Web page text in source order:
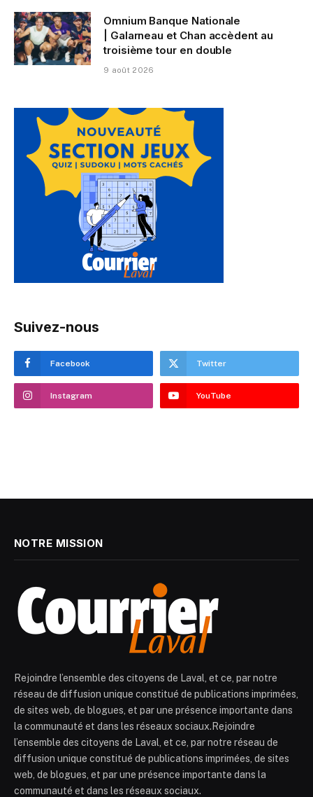
Omnium Banque Nationale
| Galarneau et Chan accèdent au
troisième tour en double
9 août 2026
Suivez-nous
Facebook Twitter
Instagram YouTube
NOTRE MISSION
Rejoindre l’ensemble des citoyens de Laval, et ce, par notre
réseau de diffusion unique constitué de publications imprimées,
de sites web, de blogues, et par une présence importante dans
la communauté et dans les réseaux sociaux.Rejoindre
l’ensemble des citoyens de Laval, et ce, par notre réseau de
diffusion unique constitué de publications imprimées, de sites
web, de blogues, et par une présence importante dans la
communauté et dans les réseaux sociaux.